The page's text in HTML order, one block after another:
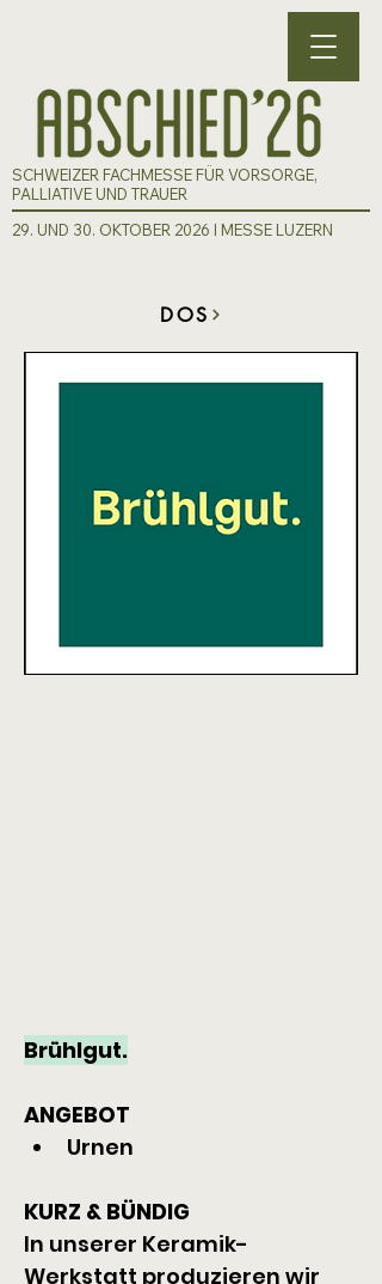
SCHWEIZER FACHMESSE FÜR VORSORGE,
PALLIATIVE UND TRAUER
29. UND 30. OKTOBER 2026 I MESSE LUZERN
DOS
Brühlgut.
ANGEBOT
Urnen
KURZ & BÜNDIG
In unserer Keramik-
Werkstatt produzieren wir